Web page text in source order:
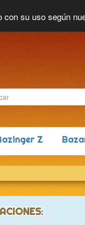
su uso según
Z
: